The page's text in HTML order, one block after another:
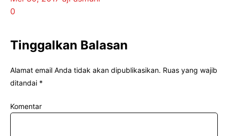
0
Tinggalkan Balasan
Alamat email Anda tidak akan dipublikasikan. Ruas yang wajib
ditandai *
Komentar